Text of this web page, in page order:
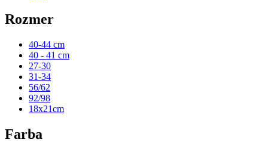
Rozmer
40-44 cm
40 - 41 cm
27-30
31-34
56/62
92/98
18x21cm
Farba